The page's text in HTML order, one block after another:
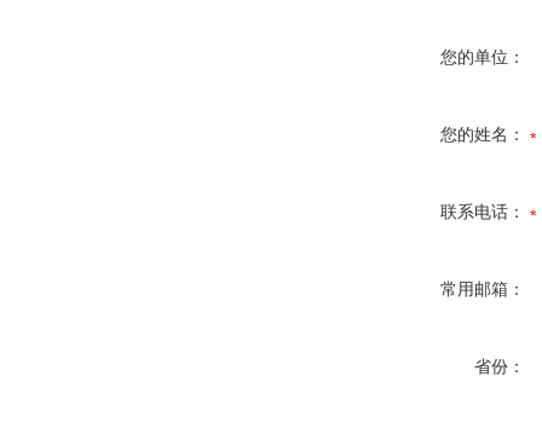
您的单位：
您的姓名：
联系电话：
常用邮箱：
省份：